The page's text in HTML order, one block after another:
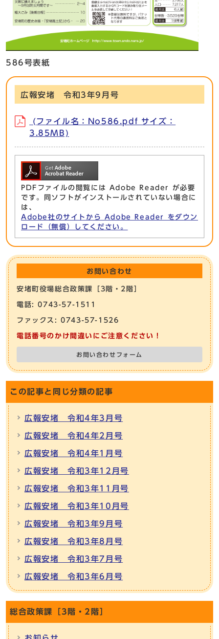
586号表紙
広報安堵 令和3年9月号
(ファイル名：No586.pdf サイズ：
3.85MB)
PDFファイルの閲覧には Adobe Reader が必要
です。同ソフトがインストールされていない場合に
は、
Adobe社のサイトから Adobe Reader をダウン
ロード（無償）してください。
お問い合わせ
安堵町役場総合政策課［3階・2階］
電話: 0743-57-1511
ファックス: 0743-57-1526
電話番号のかけ間違いにご注意ください！
お問い合わせフォーム
この記事と同じ分類の記事
広報安堵 令和4年3月号
広報安堵 令和4年2月号
広報安堵 令和4年1月号
広報安堵 令和3年12月号
広報安堵 令和3年11月号
広報安堵 令和3年10月号
広報安堵 令和3年9月号
広報安堵 令和3年8月号
広報安堵 令和3年7月号
広報安堵 令和3年6月号
総合政策課［3階・2階］